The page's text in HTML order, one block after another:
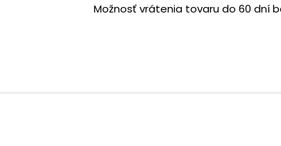
Možnosť vrátenia tovaru do 60 dní